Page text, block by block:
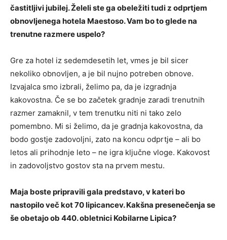
častitljivi jubilej. Želeli ste ga obeležiti tudi z odprtjem
obnovljenega hotela Maestoso. Vam bo to glede na
trenutne razmere uspelo?
Gre za hotel iz sedemdesetih let, vmes je bil sicer
nekoliko obnovljen, a je bil nujno potreben obnove.
Izvajalca smo izbrali, želimo pa, da je izgradnja
kakovostna. Če se bo začetek gradnje zaradi trenutnih
razmer zamaknil, v tem trenutku niti ni tako zelo
pomembno. Mi si želimo, da je gradnja kakovostna, da
bodo gostje zadovoljni, zato na koncu odprtje – ali bo
letos ali prihodnje leto – ne igra ključne vloge. Kakovost
in zadovoljstvo gostov sta na prvem mestu.
Maja boste pripravili gala predstavo, v kateri bo
nastopilo več kot 70 lipicancev. Kakšna presenečenja se
še obetajo ob 440. obletnici Kobilarne Lipica?